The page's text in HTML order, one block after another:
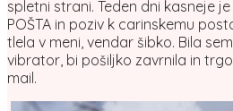
spletni strani. Teden dni kasneje
POŠTA in poziv k carinskemu
tlela v meni, vendar šibko. Bila
vibrator, bi pošiljko zavrnila in
mail.